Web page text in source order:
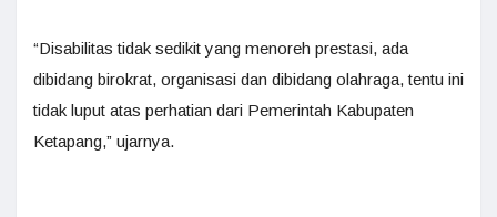
“Disabilitas tidak sedikit yang menoreh prestasi, ada
dibidang birokrat, organisasi dan dibidang olahraga, tentu ini
tidak luput atas perhatian dari Pemerintah Kabupaten
Ketapang,” ujarnya.